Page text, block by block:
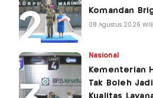
Komandan
08 Agustus 2026 WIB
Nasional
Kementerian
Tak Boleh
Kualitas